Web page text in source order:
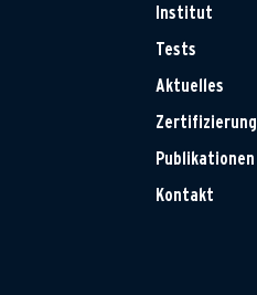
Institut
Tests
Aktuelles
Zertifizierung
Publikationen
Kontakt